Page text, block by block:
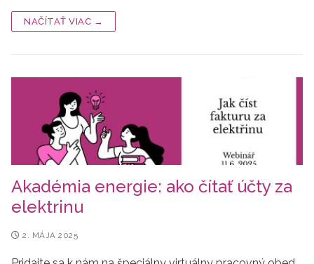
NAČÍTAŤ VIAC →
Akadémia energie: ako čítať účty za
elektrinu
2. MÁJA 2025